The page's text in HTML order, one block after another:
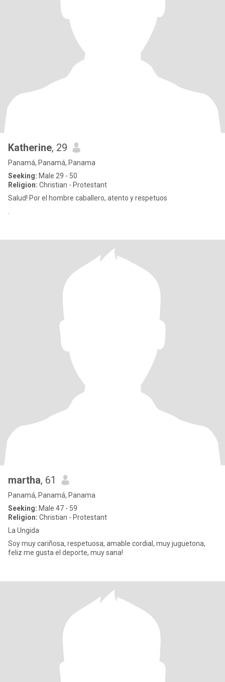
Katherine, 29
Panamá, Panamá, Panama
Seeking: Male 29 - 50
Religion: Christian - Protestant
Salud! Por el hombre caballero, atento y respetuos
martha, 61
Panamá, Panamá, Panama
Seeking: Male 47 - 59
Religion: Christian - Protestant
La Ungida
Soy muy cariñosa, respetuosa, amable cordial, muy juguetona,
feliz me gusta el deporte, muy sana!